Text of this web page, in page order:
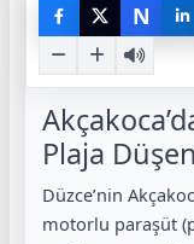
N
Plaja
Düzce’nin
motorlu paraşüt